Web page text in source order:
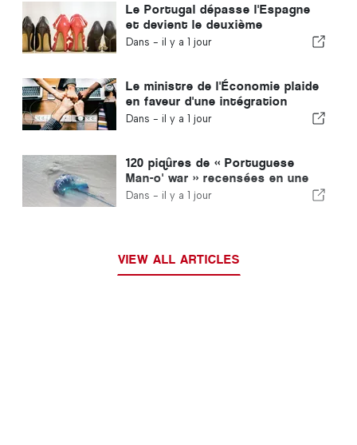
Le Portugal dépasse l'Espagne
et devient le deuxième
producteur européen de
Dans - il y a 1 jour
Le ministre de l'Économie plaide
en faveur d'une intégration
encadrée et garantit une
Dans - il y a 1 jour
120 piqûres de « Portuguese
Man-o' war » recensées en une
seule journée
Dans - il y a 1 jour
VIEW ALL ARTICLES